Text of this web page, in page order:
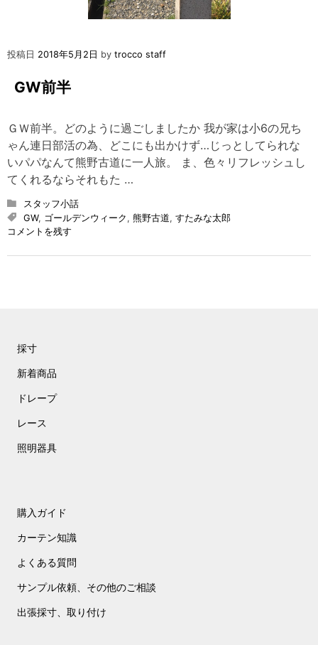
投稿日 2018年5月2日 by trocco staff
GW前半
ＧＷ前半。どのように過ごしましたか 我が家は小6の兄ち
ゃん連日部活の為、どこにも出かけず…じっとしてられな
いパパなんて熊野古道に一人旅。 ま、色々リフレッシュし
てくれるならそれもた …
スタッフ小話
GW, ゴールデンウィーク ,熊野古道,すたみな太郎
コメントを残す
前
採寸
新着商品
ドレープ
レース
照明器具
購入ガイド
カーテン知識
よくある質問
サンプル依頼、その他のご相談
出張採寸、取り付け